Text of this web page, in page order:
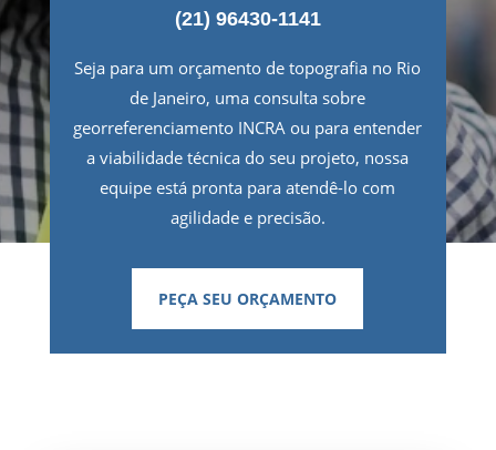
(21) 96430-1141
Seja para um orçamento de topografia no Rio
de Janeiro, uma consulta sobre
georreferenciamento INCRA ou para entender
a viabilidade técnica do seu projeto, nossa
equipe está pronta para atendê-lo com
agilidade e precisão.
PEÇA SEU ORÇAMENTO